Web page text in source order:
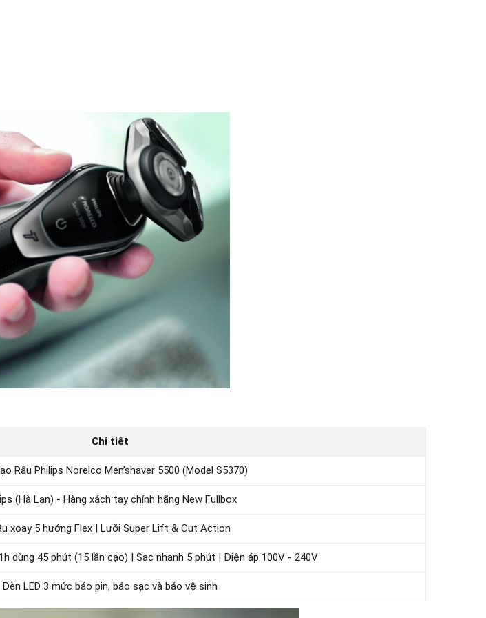
Chi tiết
Râu Philips Norelco Men’shaver 5500 (Model S5370)
(Hà Lan) - Hàng xách tay chính hãng New Fullbox
xoay 5 hướng Flex | Lưỡi Super Lift & Cut Action
dùng 45 phút (15 lần cạo) | Sạc nhanh 5 phút | Điện áp 100V - 240V
Đèn LED 3 mức báo pin, báo sạc và báo vệ sinh